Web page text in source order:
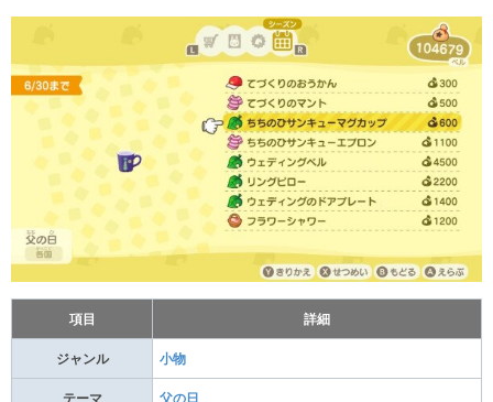
項目 詳細
ジャンル 小物
テーマ 父の日